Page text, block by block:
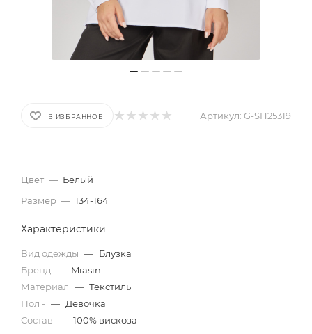
В ИЗБРАННОЕ Артикул: G-SH25319
Цвет — Белый
Размер — 134-164
Характеристики
Вид одежды — Блузка
Бренд — Miasin
Материал — Текстиль
Пол - — Девочка
Состав — 100% вискоза